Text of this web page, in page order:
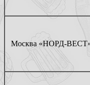
Москва «НОРД-